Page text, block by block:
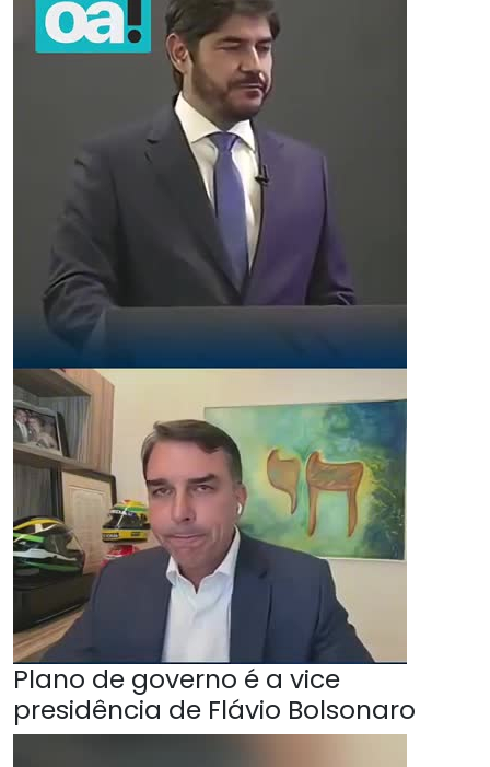
Plano de governo é a vice
presidência de Flávio Bolsonaro